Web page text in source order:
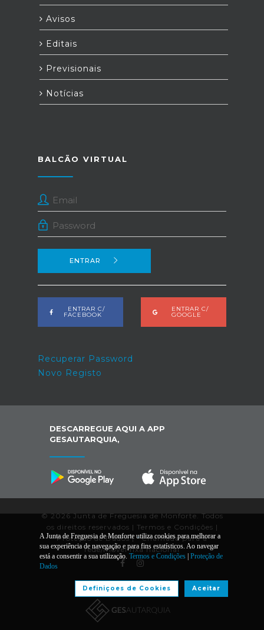
Avisos
Editais
Previsionais
Notícias
BALCÃO VIRTUAL
ENTRAR
ENTRAR C/
FACEBOOK
ENTRAR C/
GOOGLE
Recuperar Password
Novo Registo
DESCARREGUE AQUI A APP
GESAUTARQUIA,
© 2026 Junta de Freguesia de Monforte. Todos
os direitos reservados | Termos e Condições |
Proteção de Dados|*Chamada para a
rede/móvel fixa nacional
Desenvolvido por:
A Junta de Freguesia de Monforte utiliza cookies para melhorar a
sua experiência de navegação e para fins estatísticos. Ao navegar
está a consentir a sua utilização. Termos e Condições| Proteção de
Dados
Aceitar
Definiçoes de Cookies